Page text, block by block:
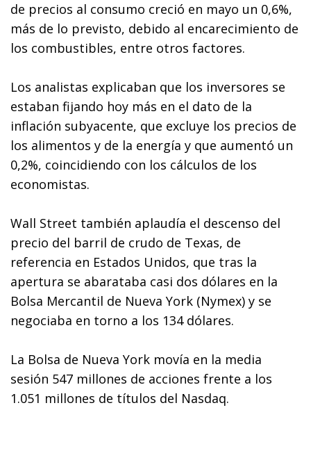
de precios al consumo creció en mayo un 0,6%,
más de lo previsto, debido al encarecimiento de
los combustibles, entre otros factores.
Los analistas explicaban que los inversores se
estaban fijando hoy más en el dato de la
inflación subyacente, que excluye los precios de
los alimentos y de la energía y que aumentó un
0,2%, coincidiendo con los cálculos de los
economistas.
Wall Street también aplaudía el descenso del
precio del barril de crudo de Texas, de
referencia en Estados Unidos, que tras la
apertura se abarataba casi dos dólares en la
Bolsa Mercantil de Nueva York (Nymex) y se
negociaba en torno a los 134 dólares.
La Bolsa de Nueva York movía en la media
sesión 547 millones de acciones frente a los
1.051 millones de títulos del Nasdaq.